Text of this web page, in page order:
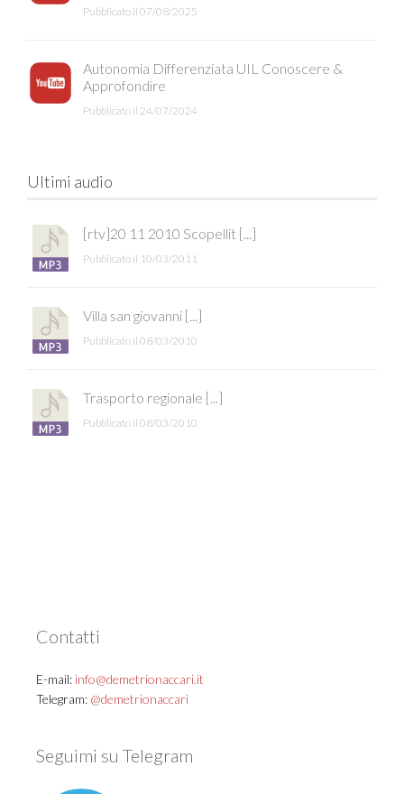
Pubblicato il 07/08/2025
Autonomia Differenziata UIL Conoscere &
Approfondire
Pubblicato il 24/07/2024
Ultimi audio
[rtv]20 11 2010 Scopellit [...]
Pubblicato il 10/03/2011
Villa san giovanni [...]
Pubblicato il 08/03/2010
Trasporto regionale [...]
Pubblicato il 08/03/2010
Contatti
E-mail: info@demetrionaccari.it
Telegram: @demetrionaccari
Seguimi su Telegram